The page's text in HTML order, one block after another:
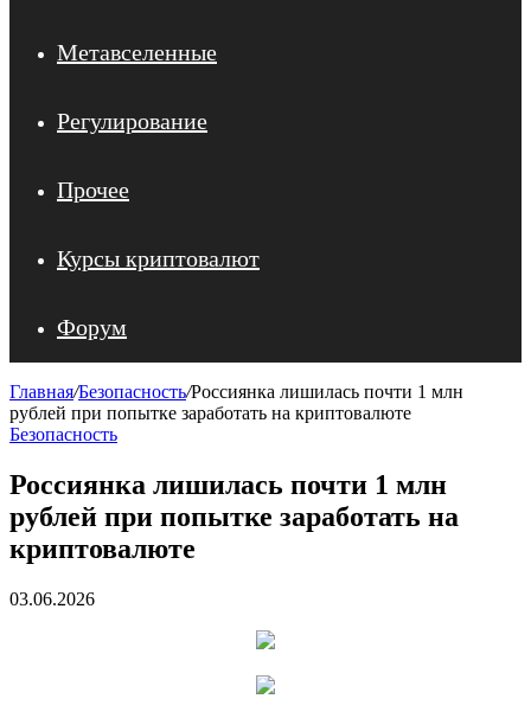
Метавселенные
Регулирование
Прочее
Курсы криптовалют
Форум
Главная/Безопасность/Россиянка лишилась почти 1 млн
рублей при попытке заработать на криптовалюте
Безопасность
Россиянка лишилась почти 1 млн
рублей при попытке заработать на
криптовалюте
03.06.2026